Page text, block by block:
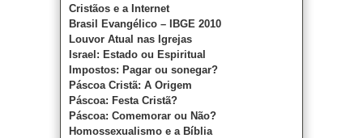
Cristãos e a Internet
Brasil Evangélico – IBGE 2010
Louvor Atual nas Igrejas
Israel: Estado ou Espiritual
Impostos: Pagar ou sonegar?
Páscoa Cristã: A Origem
Páscoa: Festa Cristã?
Páscoa: Comemorar ou Não?
Homossexualismo e a Bíblia